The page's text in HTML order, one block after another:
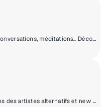
Musique, inspirations, conversations, méditations... Découvrez le monde de U2, du Northside de Dublin et au-delà.
Retrouvez les classiques des artistes alternatifs et new wave de la première heure.